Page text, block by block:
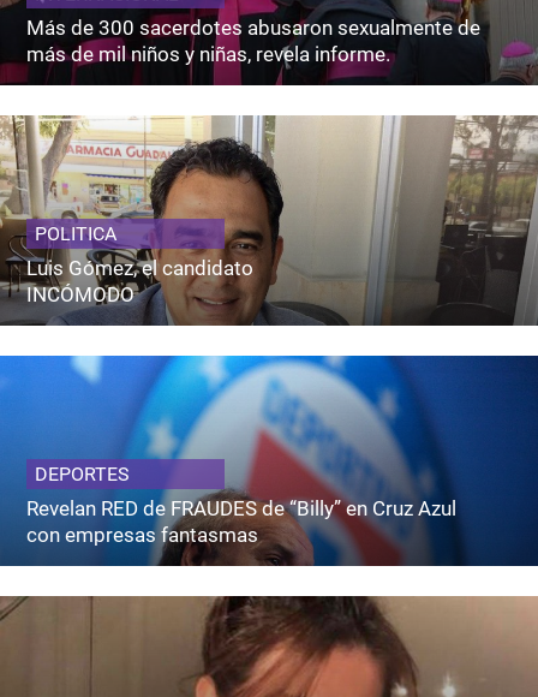
Más de 300 sacerdotes abusaron sexualmente de
más de mil niños y niñas, revela informe.
POLITICA
Luis Gómez, el candidato
INCÓMODO
DEPORTES
Revelan RED de FRAUDES de “Billy” en Cruz Azul
con empresas fantasmas